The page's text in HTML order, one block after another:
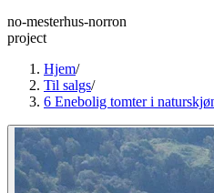
no-mesterhus-norron
project
Hjem/
Til salgs/
6 Enebolig tomter i